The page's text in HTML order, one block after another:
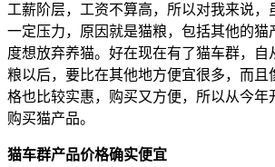
工薪阶层，工资不算高，所以对我来说，
一定压力，原因就是猫粮，包括其他的猫
度想放弃养猫。好在现在有了猫车群，自
粮以后，要比在其他地方便宜很多，而且
格也比较实惠，购买又方便，所以从今年
购买猫产品。
猫车群产品价格确实便宜